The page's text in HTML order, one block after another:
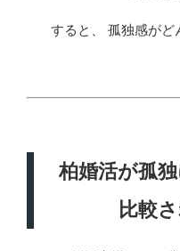
すると、 孤独感がど
柏婚活が孤
比較